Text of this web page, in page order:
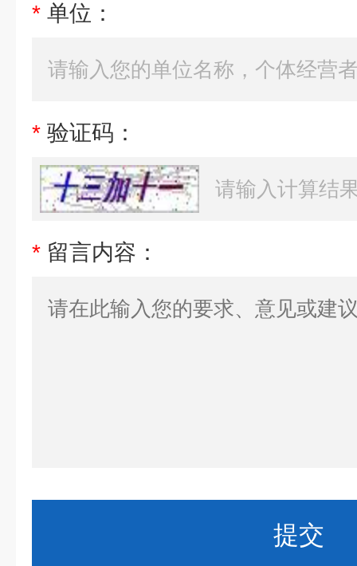
* 单位：
* 验证码：
* 留言内容：